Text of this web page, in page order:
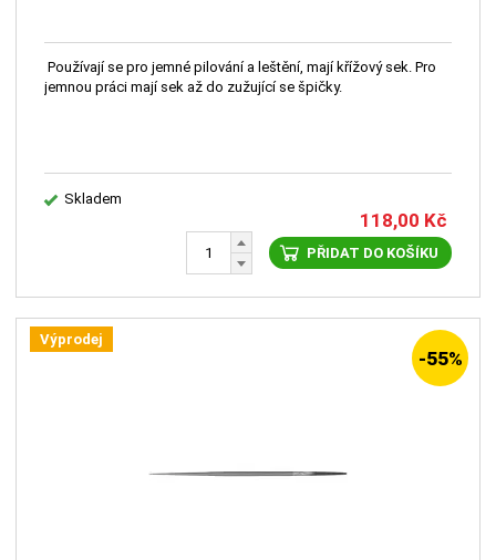
Používají se pro jemné pilování a leštění, mají křížový sek. Pro
jemnou práci mají sek až do zužující se špičky.
Skladem
118,00 Kč
PŘIDAT DO KOŠÍKU
Výprodej
-55%